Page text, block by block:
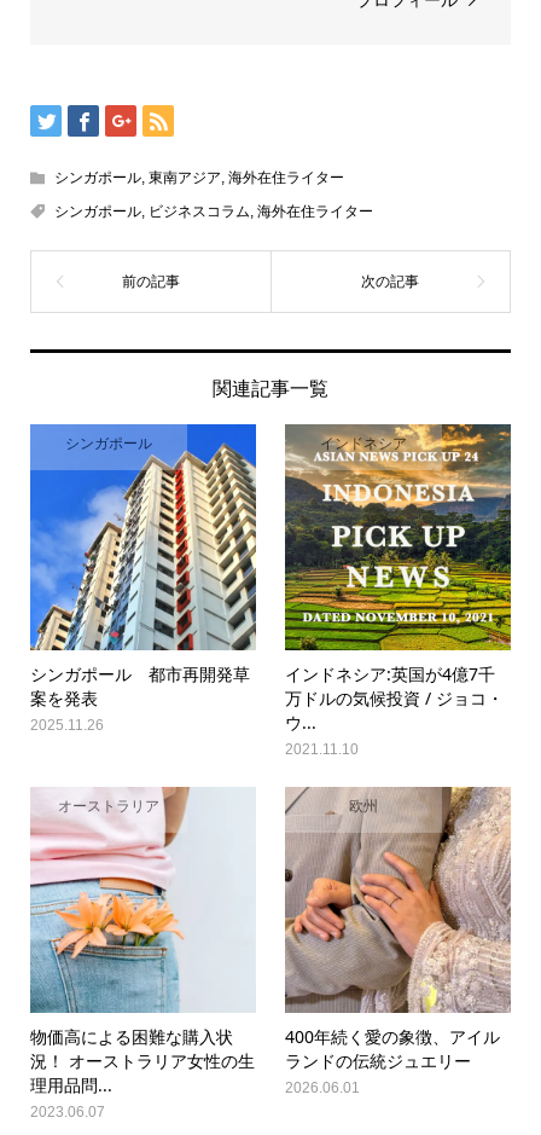
シンガポール, 東南アジア, 海外在住ライター
シンガポール, ビジネスコラム, 海外在住ライター
関連記事一覧
シンガポール
シンガポール 都市再開発草
案を発表
2025.11.26
インドネシア
インドネシア:英国が4億7千
万ドルの気候投資 / ジョコ・
ウ...
2021.11.10
オーストラリア
物価高による困難な購入状
況！ オーストラリア女性の生
理用品問...
2023.06.07
欧州
400年続く愛の象徴、アイル
ランドの伝統ジュエリー
2026.06.01